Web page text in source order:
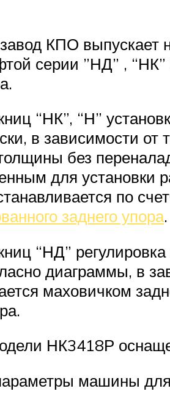
КПО выпускает
серии ”НД” , “НК”
“НК”, “Н”
в зависимости от
без
для установки
по
заднего упора.
“НД”
диаграммы, в
маховичком
НК3418Р
машины